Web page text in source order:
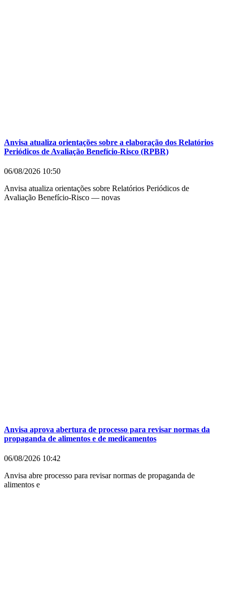
Anvisa atualiza orientações sobre a elaboração dos Relatórios
Periódicos de Avaliação Benefício-Risco (RPBR)
06/08/2026 10:50
Anvisa atualiza orientações sobre Relatórios Periódicos de
Avaliação Benefício-Risco — novas
Anvisa aprova abertura de processo para revisar normas da
propaganda de alimentos e de medicamentos
06/08/2026 10:42
Anvisa abre processo para revisar normas de propaganda de
alimentos e